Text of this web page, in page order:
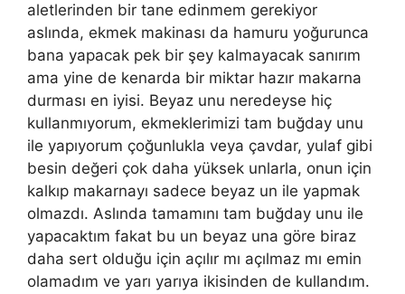
aletlerinden bir tane edinmem gerekiyor
aslında, ekmek makinası da hamuru yoğurunca
bana yapacak pek bir şey kalmayacak sanırım
ama yine de kenarda bir miktar hazır makarna
durması en iyisi. Beyaz unu neredeyse hiç
kullanmıyorum, ekmeklerimizi tam buğday unu
ile yapıyorum çoğunlukla veya çavdar, yulaf gibi
besin değeri çok daha yüksek unlarla, onun için
kalkıp makarnayı sadece beyaz un ile yapmak
olmazdı. Aslında tamamını tam buğday unu ile
yapacaktım fakat bu un beyaz una göre biraz
daha sert olduğu için açılır mı açılmaz mı emin
olamadım ve yarı yarıya ikisinden de kullandım.